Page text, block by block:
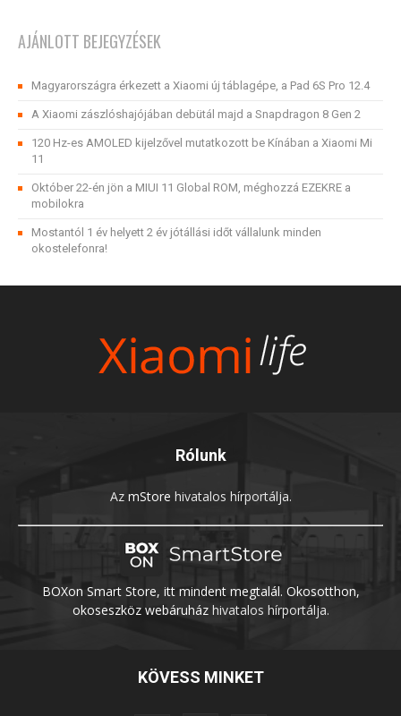
AJÁNLOTT BEJEGYZÉSEK
Magyarországra érkezett a Xiaomi új táblagépe, a Pad 6S Pro 12.4
A Xiaomi zászlóshajójában debütál majd a Snapdragon 8 Gen 2
120 Hz-es AMOLED kijelzővel mutatkozott be Kínában a Xiaomi Mi
11
Október 22-én jön a MIUI 11 Global ROM, méghozzá EZEKRE a
mobilokra
Mostantól 1 év helyett 2 év jótállási időt vállalunk minden
okostelefonra!
Rólunk
Az mStore hivatalos hírportálja.
BOXon Smart Store, itt mindent megtalál. Okosotthon,
okoseszköz webáruházhivatalos hírportálja.
KÖVESS MINKET